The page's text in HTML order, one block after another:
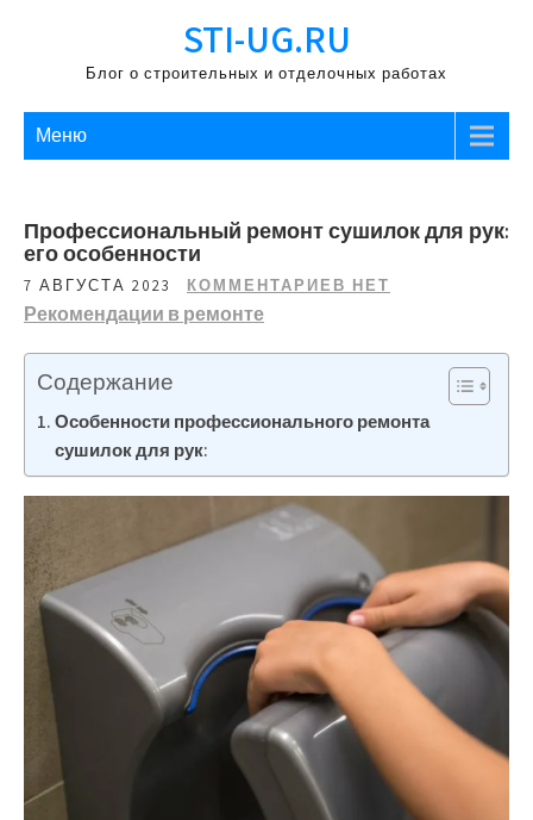
содержимому
STI-UG.RU
Блог о строительных и отделочных работах
Меню
Профессиональный ремонт сушилок для рук:
его особенности
7 АВГУСТА 2023 КОММЕНТАРИЕВ НЕТ
Рекомендации в ремонте
Содержание
Особенности профессионального ремонта
сушилок для рук: